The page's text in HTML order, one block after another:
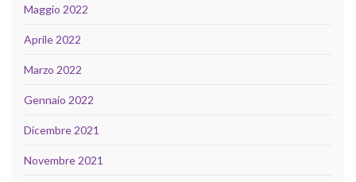
Maggio 2022
Aprile 2022
Marzo 2022
Gennaio 2022
Dicembre 2021
Novembre 2021